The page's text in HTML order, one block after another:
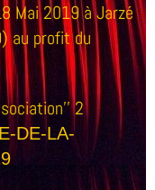
Mai 2019 à Jarzé
au profit du
2
DE-LA-